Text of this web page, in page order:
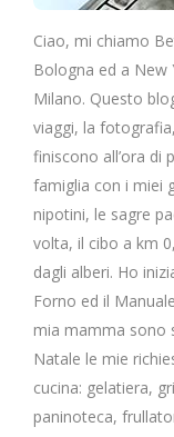
Ciao, mi chiamo
Bologna ed a New
Milano. Questo
viaggi, la
finiscono all’ora di
famiglia con i miei
nipotini, le sagre
volta, il cibo a km
dagli alberi. Ho
Forno ed il
mia mamma sono
Natale le mie
cucina: gelatiera,
paninoteca,